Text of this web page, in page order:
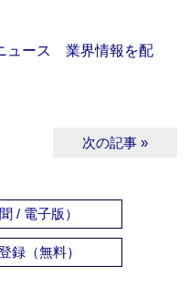
ュース 業界情報を配
次の記事 »
/ 電子版）
録（無料）